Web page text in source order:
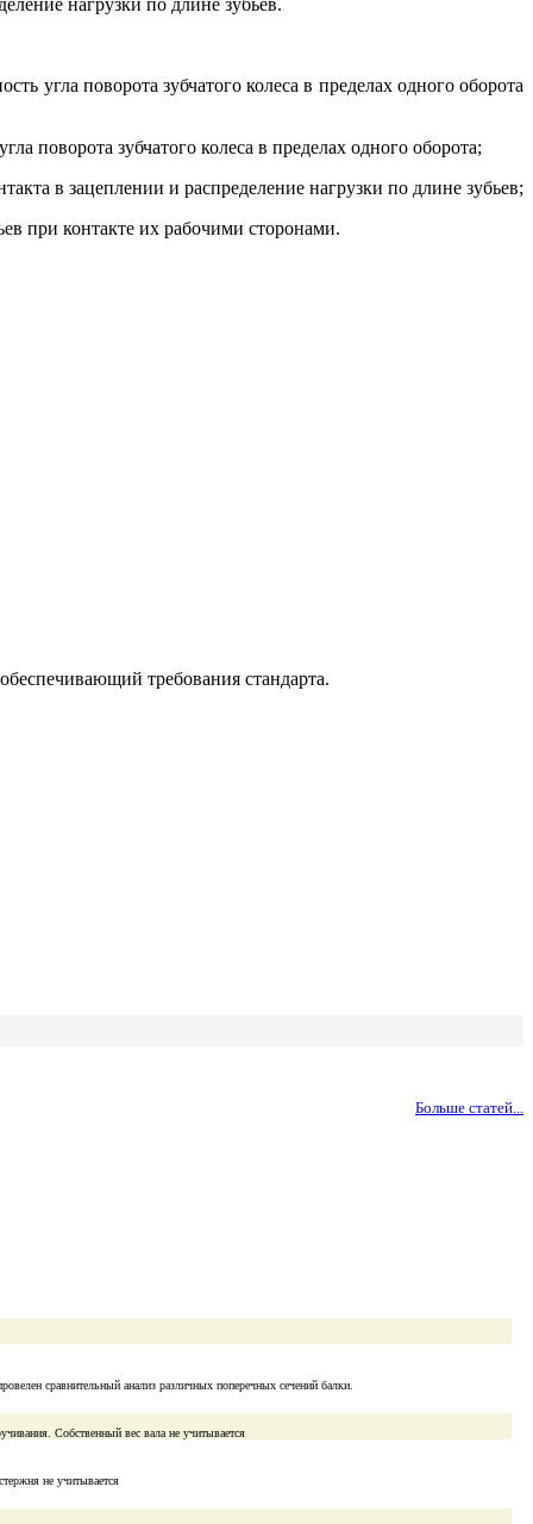
угла поворота зубчатого колеса в пределах одного оборота
поворота зубчатого колеса в пределах одного оборота;
в зацеплении и распределение нагрузки по длине зубьев;
при контакте их рабочими сторонами.
требования стандарта.
Больше статей...
сравнительный анализ различных поперечных сечений балки.
Собственный вес вала не учитывается
не учитывается